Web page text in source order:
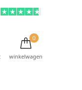
winkelwagen
0